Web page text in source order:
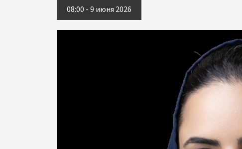
08:00 - 9 июня 2026